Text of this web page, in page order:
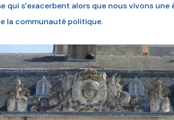
qui s’exacerbent alors que nous vivons une
la communauté politique.